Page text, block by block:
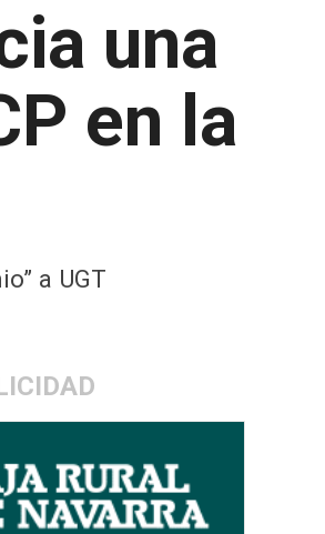
una
en la
a UGT